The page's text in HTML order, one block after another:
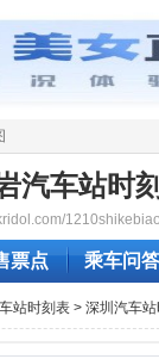
汽车站时
票点 乘车问答
站时刻表 > 深圳汽车